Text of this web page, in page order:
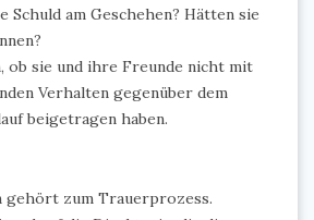
Schuld am Geschehen? Hätten sie
ob sie und ihre Freunde nicht mit
Verhalten gegenüber dem
beigetragen haben.
gehört zum Trauerprozess.